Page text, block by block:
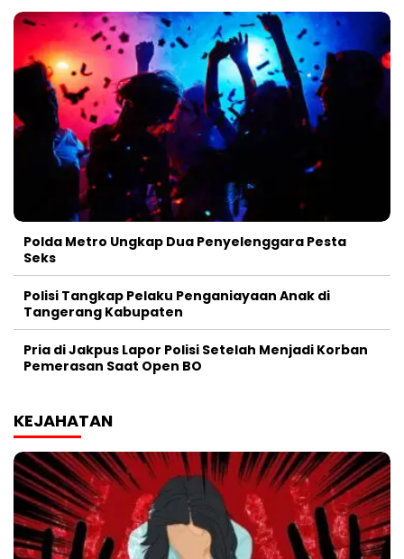
Polda Metro Ungkap Dua Penyelenggara Pesta
Seks
Polisi Tangkap Pelaku Penganiayaan Anak di
Tangerang Kabupaten
Pria di Jakpus Lapor Polisi Setelah Menjadi Korban
Pemerasan Saat Open BO
KEJAHATAN